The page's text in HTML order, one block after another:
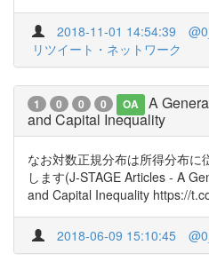
2018-11-01 14:54:39
リツイート・ネットワーク
1 0 0 0 OA
A
and Capital Inequality
なお対数正規分布は所得分布に
します(J-STAGE Articles - A
and Capital Inequality https://
2018-06-09 15:10:45